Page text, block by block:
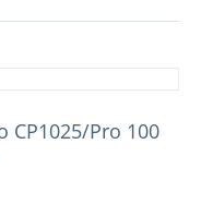
CP1025/Pro 100